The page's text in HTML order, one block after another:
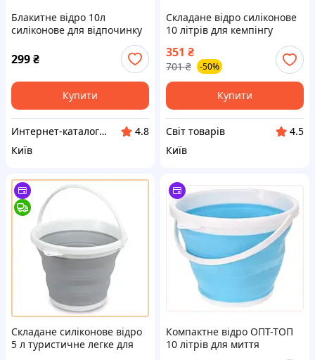
Блакитне відро 10л
силіконове для відпочинку
299₴
Купити
Интернет-ка​талог ски​д​​ок "ХО-РО-ШО!"
4.8
Київ
Складане відро силіконове
10 літрів для кемпінгу
компактне легке
351 ₴
701 ₴ -50%
Купити
Cвіт товарів
4.5
Київ
Складане силіконове відро
5 л туристичне легке для
кемпінгу та відпочинку на
Компактне відро ОПТ-ТОП
10 літрів для миття